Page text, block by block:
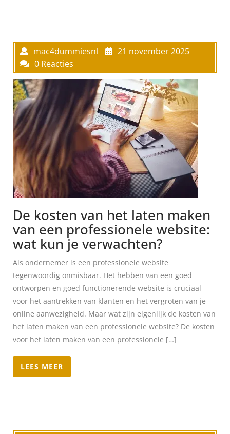
mac4dummiesnl
21 november 2025
0 Reacties
De kosten van het laten maken
van een professionele website:
wat kun je verwachten?
Als ondernemer is een professionele website
tegenwoordig onmisbaar. Het hebben van een goed
ontworpen en goed functionerende website is cruciaal
voor het aantrekken van klanten en het vergroten van je
online aanwezigheid. Maar wat zijn eigenlijk de kosten van
het laten maken van een professionele website? De kosten
voor het laten maken van een professionele […]
LEES MEER